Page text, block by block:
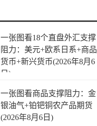
一张图看18个直盘外汇支撑
阻力：美元+欧系日系+商品
货币+新兴货币(2026年8月6
日)
一张图看商品支撑阻力：金
银油气+铂钯铜农产品期货
(2026年8月6日)